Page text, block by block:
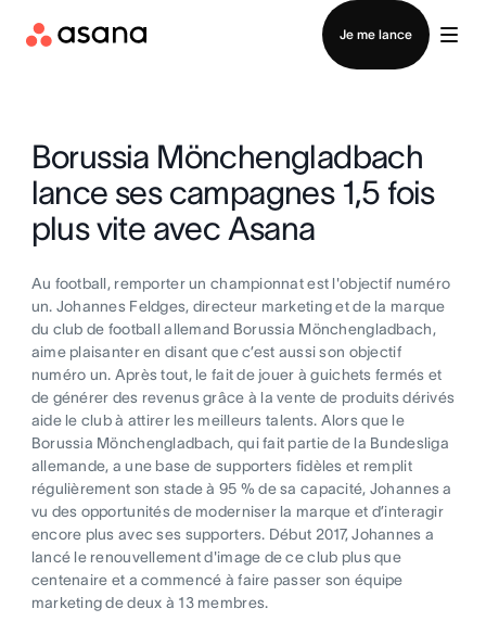
Je me lance
Contacter le service commercial
Borussia Mönchengladbach
lance ses campagnes 1,5 fois
plus vite avec Asana
Au football, remporter un championnat est l'objectif numéro
un. Johannes Feldges, directeur marketing et de la marque
du club de football allemand Borussia Mönchengladbach,
aime plaisanter en disant que c’est aussi son objectif
numéro un. Après tout, le fait de jouer à guichets fermés et
de générer des revenus grâce à la vente de produits dérivés
aide le club à attirer les meilleurs talents. Alors que le
Borussia Mönchengladbach, qui fait partie de la Bundesliga
allemande, a une base de supporters fidèles et remplit
régulièrement son stade à 95 % de sa capacité, Johannes a
vu des opportunités de moderniser la marque et d’interagir
encore plus avec ses supporters. Début 2017, Johannes a
lancé le renouvellement d'image de ce club plus que
centenaire et a commencé à faire passer son équipe
marketing de deux à 13 membres.